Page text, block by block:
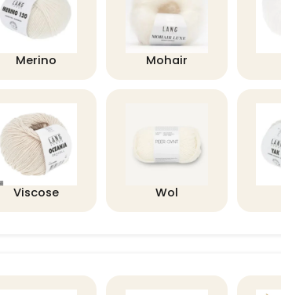
Merino Mohair
Viscose Wol